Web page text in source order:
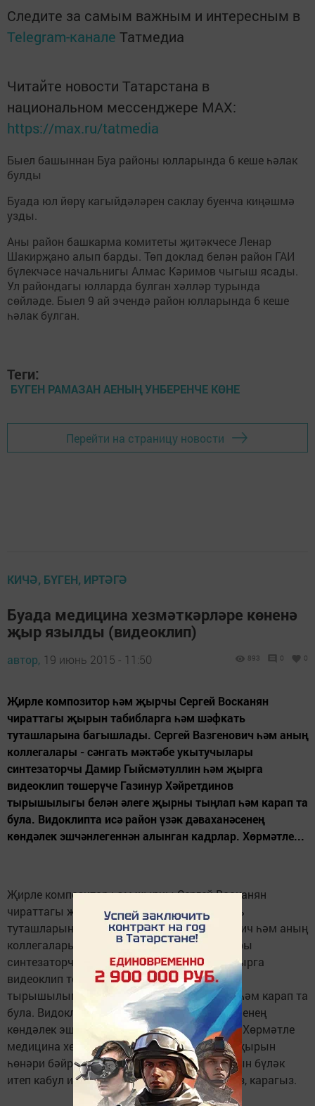
Следите за самым важным и интересным в
Telegram-канале Татмедиа
Читайте новости Татарстана в
национальном мессенджере MАХ:
https://max.ru/tatmedia
Быел башыннан Буа районы юлларында 6 кеше һәлак
булды
Буада юл йөрү кагыйдәләрен саклау буенча киңәшмә
узды.
Аны район башкарма комитеты җитәкчесе Ленар
Шакирҗано алып барды. Төп доклад белән район ГАИ
бүлекчәсе начальнигы Алмас Кәримов чыгыш ясады.
Ул райондагы юлларда булган хәлләр турында
сөйләде. Быел 9 ай эчендә район юлларында 6 кеше
һәлак булган.
Теги:
БҮГЕН РАМАЗАН АЕНЫҢ УНБЕРЕНЧЕ КӨНЕ
Перейти на страницу новости
КИЧӘ, БҮГЕН, ИРТӘГӘ
Буада медицина хезмәткәрләре көненә
җыр язылды (видеоклип)
автор, 19 июнь 2015 - 11:50 893 0 0
Җирле композитор һәм җырчы Сергей Восканян
чираттагы җырын табибларга һәм шәфкать
туташларына багышлады. Сергей Вазгенович һәм аның
коллегалары - сәнгать мәктәбе укытучылары
синтезаторчы Дамир Гыйсмәтуллин һәм җырга
видеоклип төшерүче Газинур Хәйретдинов
тырышылыгы белән әлеге җырны тыңлап һәм карап та
була. Видоклипта исә район үзәк дәваханәсенең
көндәлек эшчәнлегеннән алынган кадрлар. Хөрмәтле...
Җирле композитор һәм җырчы Сергей Восканян
чираттагы җырын табибларга һәм шәфкать
туташларына багышлады. Сергей Вазгенович һәм аның
коллегалары - сәнгать мәктәбе укытучылары
синтезаторчы Дамир Гыйсмәтуллин һәм җырга
видеоклип төшерүче Газинур Хәйретдинов
тырышылыгы белән әлеге җырны тыңлап һәм карап та
була. Видоклипта исә район үзәк дәваханәсенең
көндәлек эшчәнлегеннән алынган кадрлар. Хөрмәтле
медицина хезмәткәрләре, якташыбызның җырын
һөнәри бәйрәмегез уңаеннан язылган җырын бүләк
итеп кабул итегез һәм рәхәтләнеп тыңлагыз, карагыз.